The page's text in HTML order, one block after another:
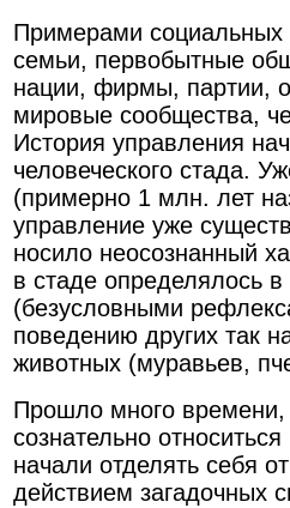
Примерами социальных
семьи, первобытные
нации, фирмы, партии,
мировые сообщества,
История управления
человеческого стада.
(примерно 1 млн. лет
управление уже
носило неосознанный
в стаде определялось
(безусловными
поведению других так
животных (муравьев,
Прошло много
сознательно
начали отделять себя
действием загадочных